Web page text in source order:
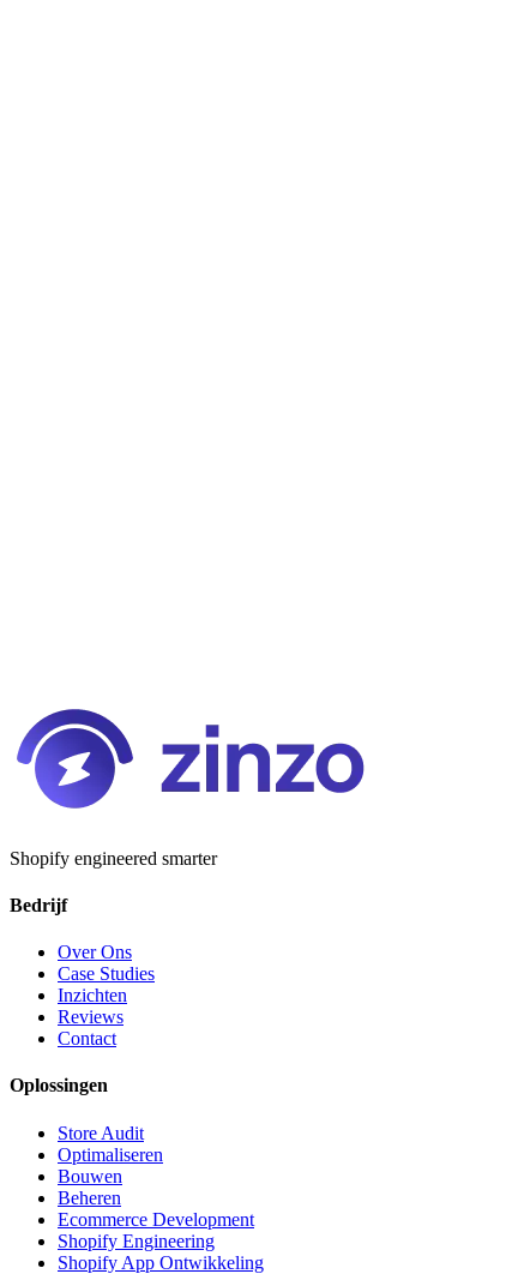
Shopify engineered smarter
Bedrijf
Over Ons
Case Studies
Inzichten
Reviews
Contact
Oplossingen
Store Audit
Optimaliseren
Bouwen
Beheren
Ecommerce Development
Shopify Engineering
Shopify App Ontwikkeling